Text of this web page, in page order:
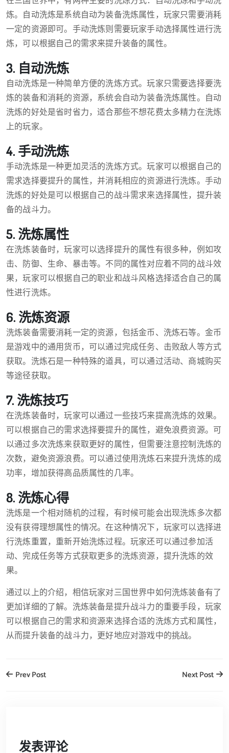
炼。自动洗炼是系统自动为装备洗炼属性，玩家只需要消耗
一定的资源即可。手动洗炼则需要玩家手动选择属性进行洗
炼，可以根据自己的需求来提升装备的属性。
3. 自动洗炼
自动洗炼是一种简单方便的洗炼方式。玩家只需要选择要洗
炼的装备和消耗的资源，系统会自动为装备洗炼属性。自动
洗炼的好处是省时省力，适合那些不想花费太多精力在洗炼
上的玩家。
4. 手动洗炼
手动洗炼是一种更加灵活的洗炼方式。玩家可以根据自己的
需求选择要提升的属性，并消耗相应的资源进行洗炼。手动
洗炼的好处是可以根据自己的战斗需求来选择属性，提升装
备的战斗力。
5. 洗炼属性
在洗炼装备时，玩家可以选择提升的属性有很多种，例如攻
击、防御、生命、暴击等。不同的属性对应着不同的战斗效
果，玩家可以根据自己的职业和战斗风格选择适合自己的属
性进行洗炼。
6. 洗炼资源
洗炼装备需要消耗一定的资源，包括金币、洗炼石等。金币
是游戏中的通用货币，可以通过完成任务、击败敌人等方式
获取。洗炼石是一种特殊的道具，可以通过活动、商城购买
等途径获取。
7. 洗炼技巧
在洗炼装备时，玩家可以通过一些技巧来提高洗炼的效果。
可以根据自己的需求选择要提升的属性，避免浪费资源。可
以通过多次洗炼来获取更好的属性，但需要注意控制洗炼的
次数，避免资源浪费。可以通过使用洗炼石来提升洗炼的成
功率，增加获得高品质属性的几率。
8. 洗炼心得
洗炼是一个相对随机的过程，有时候可能会出现洗炼多次都
没有获得理想属性的情况。在这种情况下，玩家可以选择进
行洗炼重置，重新开始洗炼过程。玩家还可以通过参加活
动、完成任务等方式获取更多的洗炼资源，提升洗炼的效
果。
通过以上的介绍，相信玩家对三国世界中如何洗炼装备有了
更加详细的了解。洗炼装备是提升战斗力的重要手段，玩家
可以根据自己的需求和资源来选择合适的洗炼方式和属性，
从而提升装备的战斗力，更好地应对游戏中的挑战。
Prev Post Next Post
发表评论